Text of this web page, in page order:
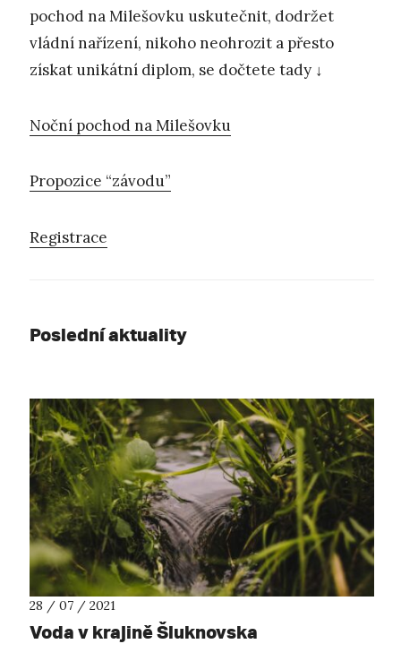
pochod na Milešovku uskutečnit, dodržet
vládní nařízení, nikoho neohrozit a přesto
získat unikátní diplom, se dočtete tady ↓
Noční pochod na Milešovku
Propozice “závodu”
Registrace
Poslední aktuality
28 / 07 / 2021
Voda v krajině Šluknovska